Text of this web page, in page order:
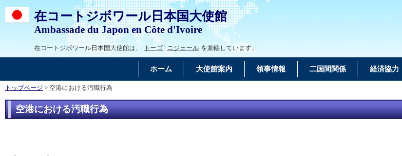
在コートジボワール日本国大使館
Ambassade du Japon en Côte d'Ivoire
在コートジボワール日本国大使館は、 トーゴ ニジェール を兼轄しています。
ホーム 大使館案内 領事情報 二国間関係 経済協力
トップページ > 空港における汚職行為
空港における汚職行為